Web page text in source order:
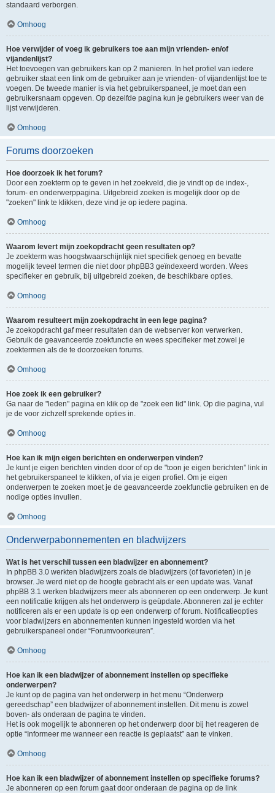
standaard verborgen.
Omhoog
Hoe verwijder of voeg ik gebruikers toe aan mijn vrienden- en/of
vijandenlijst?
Het toevoegen van gebruikers kan op 2 manieren. In het profiel van iedere
gebruiker staat een link om de gebruiker aan je vrienden- of vijandenlijst toe te
voegen. De tweede manier is via het gebruikerspaneel, je moet dan een
gebruikersnaam opgeven. Op dezelfde pagina kun je gebruikers weer van de
lijst verwijderen.
Omhoog
Forums doorzoeken
Hoe doorzoek ik het forum?
Door een zoekterm op te geven in het zoekveld, die je vindt op de index-,
forum- en onderwerppagina. Uitgebreid zoeken is mogelijk door op de
"zoeken" link te klikken, deze vind je op iedere pagina.
Omhoog
Waarom levert mijn zoekopdracht geen resultaten op?
Je zoekterm was hoogstwaarschijnlijk niet specifiek genoeg en bevatte
mogelijk teveel termen die niet door phpBB3 geïndexeerd worden. Wees
specifieker en gebruik, bij uitgebreid zoeken, de beschikbare opties.
Omhoog
Waarom resulteert mijn zoekopdracht in een lege pagina?
Je zoekopdracht gaf meer resultaten dan de webserver kon verwerken.
Gebruik de geavanceerde zoekfunctie en wees specifieker met zowel je
zoektermen als de te doorzoeken forums.
Omhoog
Hoe zoek ik een gebruiker?
Ga naar de "leden" pagina en klik op de "zoek een lid" link. Op die pagina, vul
je de voor zichzelf sprekende opties in.
Omhoog
Hoe kan ik mijn eigen berichten en onderwerpen vinden?
Je kunt je eigen berichten vinden door of op de "toon je eigen berichten" link in
het gebruikerspaneel te klikken, of via je eigen profiel. Om je eigen
onderwerpen te zoeken moet je de geavanceerde zoekfunctie gebruiken en de
nodige opties invullen.
Omhoog
Onderwerpabonnementen en bladwijzers
Wat is het verschil tussen een bladwijzer en abonnement?
In phpBB 3.0 werkten bladwijzers zoals de bladwijzers (of favorieten) in je
browser. Je werd niet op de hoogte gebracht als er een update was. Vanaf
phpBB 3.1 werken bladwijzers meer als abonneren op een onderwerp. Je kunt
een notificatie krijgen als het onderwerp is geüpdate. Abonneren zal je echter
notificeren als er een update is op een onderwerp of forum. Notificatieopties
voor bladwijzers en abonnementen kunnen ingesteld worden via het
gebruikerspaneel onder “Forumvoorkeuren”.
Omhoog
Hoe kan ik een bladwijzer of abonnement instellen op specifieke
onderwerpen?
Je kunt op de pagina van het onderwerp in het menu “Onderwerp
gereedschap” een bladwijzer of abonnement instellen. Dit menu is zowel
boven- als onderaan de pagina te vinden.
Het is ook mogelijk te abonneren op het onderwerp door bij het reageren de
optie “Informeer me wanneer een reactie is geplaatst” aan te vinken.
Omhoog
Hoe kan ik een bladwijzer of abonnement instellen op specifieke forums?
Je abonneren op een forum gaat door onderaan de pagina op de link